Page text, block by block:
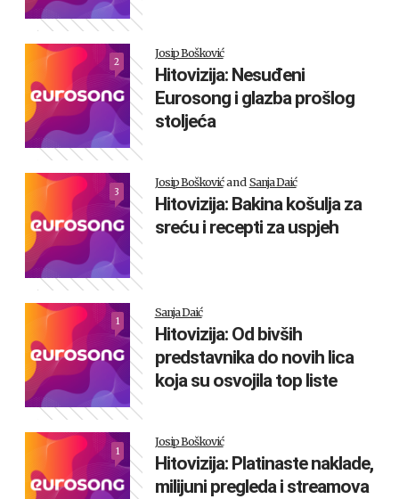
2
Josip Bošković
Hitovizija: Nesuđeni
Eurosong i glazba prošlog
stoljeća
3
Josip Boškovićand Sanja Daić
Hitovizija: Bakina košulja za
sreću i recepti za uspjeh
1
Sanja Daić
Hitovizija: Od bivših
predstavnika do novih lica
koja su osvojila top liste
1
Josip Bošković
Hitovizija: Platinaste naklade,
milijuni pregleda i streamova